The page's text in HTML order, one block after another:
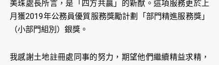
美珠處長所言，是「四方共贏」的新猷。這項服務更於上
月獲2019年公務員優質服務獎勵計劃「部門精進服務獎」
（小部門組別）銀獎。
我感謝土地註冊處同事的努力，期望他們繼續精益求精，